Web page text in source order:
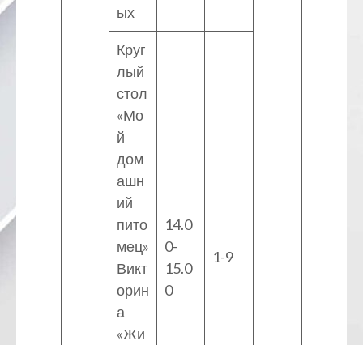
ых
Круг
лый
стол
«Мо
й
дом
ашн
ий
пито
мец»
Викт
орин
а
«Жи
14.0
0-
15.0
0
1-9